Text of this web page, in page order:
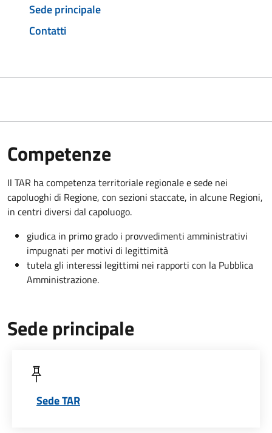
Sede principale
Contatti
Competenze
Il TAR ha competenza territoriale regionale e sede nei
capoluoghi di Regione, con sezioni staccate, in alcune Regioni,
in centri diversi dal capoluogo.
giudica in primo grado i provvedimenti amministrativi
impugnati per motivi di legittimità
tutela gli interessi legittimi nei rapporti con la Pubblica
Amministrazione.
Sede principale
Sede TAR